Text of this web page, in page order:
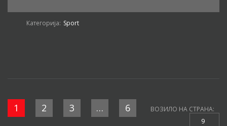
Категорија: Sport
1 2 3 … 6 ВОЗИЛО НА СТРАНА:
9